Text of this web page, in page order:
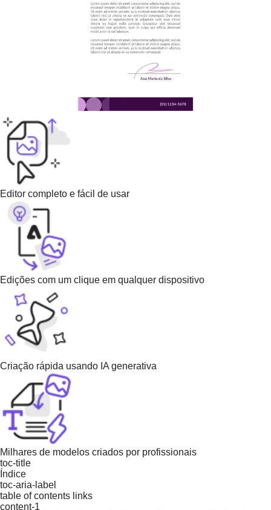
Editor completo e fácil de usar
Edições com um clique em qualquer dispositivo
Criação rápida usando IA generativa
Milhares de modelos criados por profissionais
toc-title
Índice
toc-aria-label
table of contents links
content-1